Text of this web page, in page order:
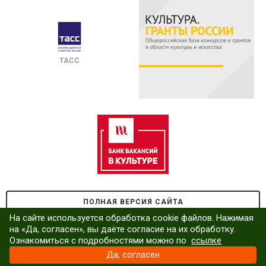
На сайте используется обработка cookie файлов. Нажимая
на «Да, согласен», вы даёте согласие на их обработку.
Ознакомиться с подробностями можно по ссылке
Да, согласен
ТАСС
ПОЛНАЯ ВЕРСИЯ САЙТА
2026 •СДЕЛАНО В COALLA